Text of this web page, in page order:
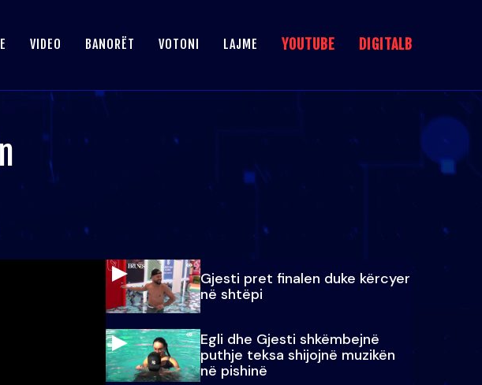
VIDEO BANORËT VOTONI LAJME YOUTUBE DIGITALB
Gjesti pret finalen duke kërcyer
në shtëpi
Egli dhe Gjesti shkëmbejnë
puthje teksa shijojnë muzikën
në pishinë